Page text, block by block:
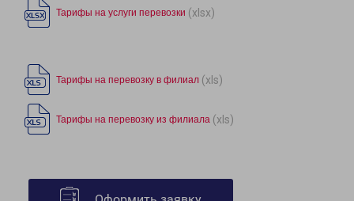
Тарифы на услуги перевозки (xlsx)
Тарифы на перевозку в филиал (xls)
Тарифы на перевозку из филиала (xls)